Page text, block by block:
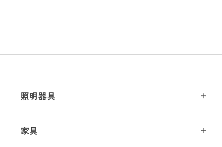
照明器具
シーリングライト
家具